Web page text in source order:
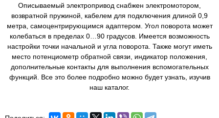
Описываемый электропривод снабжен электромотором,
возвратной пружиной, кабелем для подключения длиной 0,9
метра, самоцентрирующимся адаптером. Угол поворота может
колебаться в пределах 0…90 градусов. Имеется возможность
настройки точки начальной и угла поворота. Также могут иметь
место потенциометр обратной связи, индикатор положения,
дополнительные контакты для выполнения вспомогательных
функций. Все это более подробно можно будет узнать, изучив
наш каталог.